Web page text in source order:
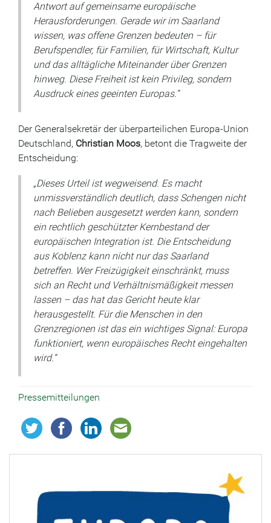
Antwort auf gemeinsame europäische
Herausforderungen. Gerade wir im Saarland
wissen, was offene Grenzen bedeuten – für
Berufspendler, für Familien, für Wirtschaft, Kultur
und das alltägliche Miteinander über Grenzen
hinweg. Diese Freiheit ist kein Privileg, sondern
Ausdruck eines geeinten Europas.“
Der Generalsekretär der überparteilichen Europa-Union
Deutschland, Christian Moos, betont die Tragweite der
Entscheidung:
„Dieses Urteil ist wegweisend. Es macht
unmissverständlich deutlich, dass Schengen nicht
nach Belieben ausgesetzt werden kann, sondern
ein rechtlich geschützter Kernbestand der
europäischen Integration ist. Die Entscheidung
aus Koblenz kann nicht nur das Saarland
betreffen. Wer Freizügigkeit einschränkt, muss
sich an Recht und Verhältnismäßigkeit messen
lassen – das hat das Gericht heute klar
herausgestellt. Für die Menschen in den
Grenzregionen ist das ein wichtiges Signal: Europa
funktioniert, wenn europäisches Recht eingehalten
wird.“
Pressemitteilungen